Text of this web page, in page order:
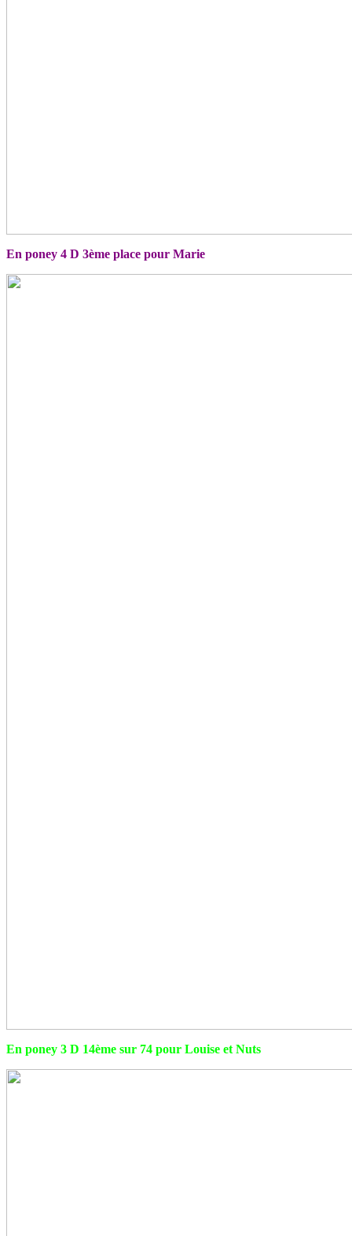
En poney 4 D 3ème place pour Marie
En poney 3 D 14ème sur 74 pour Louise et Nuts